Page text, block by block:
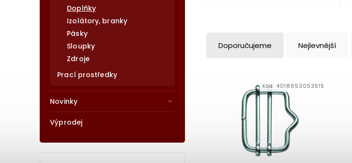
Doplňky
Izolátory, branky
Pásky
Sloupky
Zdroje
Prací prostředky
Novinky
Výprodej
Doporučujeme Nejlevnější
Kód:4018653053515